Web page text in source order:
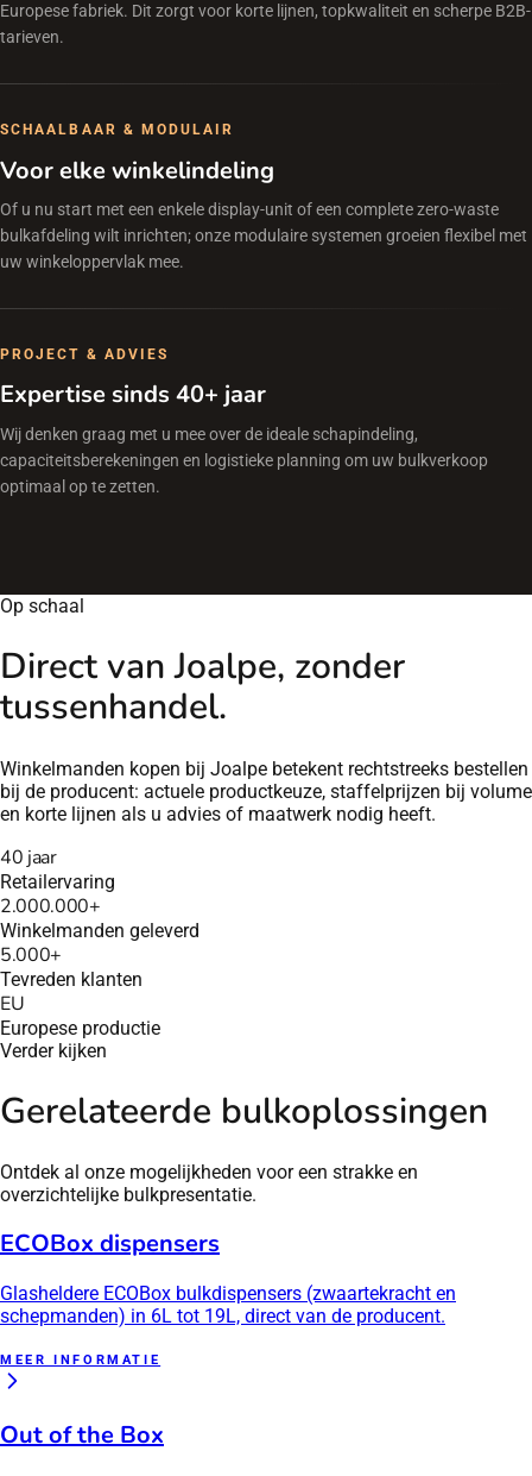
Europese fabriek. Dit zorgt voor korte lijnen, topkwaliteit en scherpe B2B-
tarieven.
SCHAALBAAR & MODULAIR
Voor elke winkelindeling
Of u nu start met een enkele display-unit of een complete zero-waste
bulkafdeling wilt inrichten; onze modulaire systemen groeien flexibel met
uw winkeloppervlak mee.
PROJECT & ADVIES
Expertise sinds 40+ jaar
Wij denken graag met u mee over de ideale schapindeling,
capaciteitsberekeningen en logistieke planning om uw bulkverkoop
optimaal op te zetten.
Op schaal
Direct van Joalpe, zonder
tussenhandel.
Winkelmanden kopen bij Joalpe betekent rechtstreeks bestellen
bij de producent: actuele productkeuze, staffelprijzen bij volume
en korte lijnen als u advies of maatwerk nodig heeft.
40 jaar
Retailervaring
2.000.000+
Winkelmanden geleverd
5.000+
Tevreden klanten
EU
Europese productie
Verder kijken
Gerelateerde bulkoplossingen
Ontdek al onze mogelijkheden voor een strakke en
overzichtelijke bulkpresentatie.
ECOBox dispensers
Glasheldere ECOBox bulkdispensers (zwaartekracht en
schepmanden) in 6L tot 19L, direct van de producent.
MEER INFORMATIE
Out of the Box